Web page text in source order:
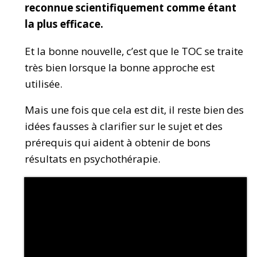
reconnue scientifiquement comme étant
la plus efficace.
Et la bonne nouvelle, c’est que le TOC se traite
très bien lorsque la bonne approche est
utilisée.
Mais une fois que cela est dit, il reste bien des
idées fausses à clarifier sur le sujet et des
prérequis qui aident à obtenir de bons
résultats en psychothérapie.